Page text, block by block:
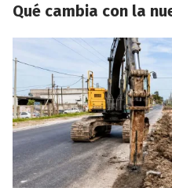
Qué cambia con la